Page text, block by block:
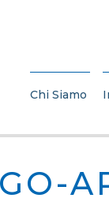
Chi Siamo